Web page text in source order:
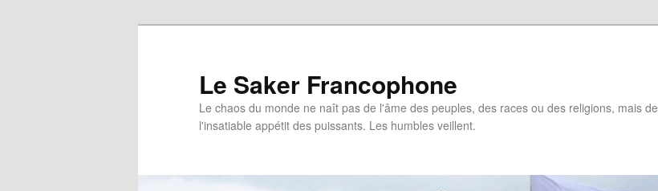
Le Saker Francophone
Le chaos du monde ne naît pas de l'âme des peuples, des races ou des religions, mais de
l'insatiable appétit des puissants. Les humbles veillent.